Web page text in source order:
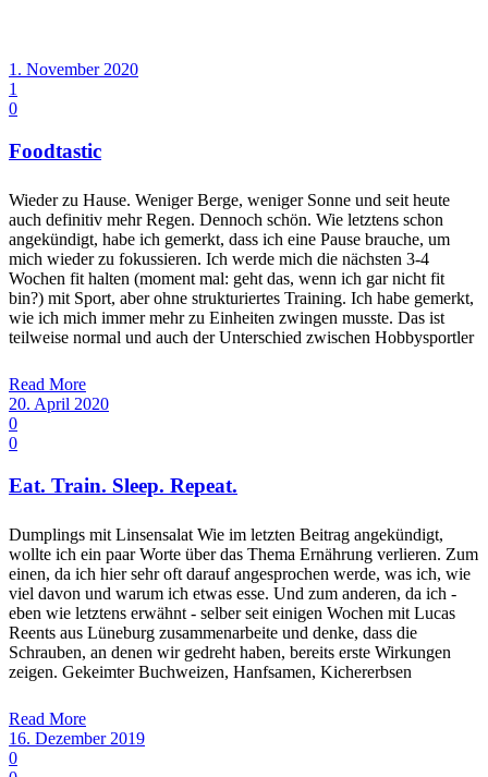
1. November 2020
1
0
Foodtastic
Wieder zu Hause. Weniger Berge, weniger Sonne und seit heute
auch definitiv mehr Regen. Dennoch schön. Wie letztens schon
angekündigt, habe ich gemerkt, dass ich eine Pause brauche, um
mich wieder zu fokussieren. Ich werde mich die nächsten 3-4
Wochen fit halten (moment mal: geht das, wenn ich gar nicht fit
bin?) mit Sport, aber ohne strukturiertes Training. Ich habe gemerkt,
wie ich mich immer mehr zu Einheiten zwingen musste. Das ist
teilweise normal und auch der Unterschied zwischen Hobbysportler
Read More
20. April 2020
0
0
Eat. Train. Sleep. Repeat.
Dumplings mit Linsensalat Wie im letzten Beitrag angekündigt,
wollte ich ein paar Worte über das Thema Ernährung verlieren. Zum
einen, da ich hier sehr oft darauf angesprochen werde, was ich, wie
viel davon und warum ich etwas esse. Und zum anderen, da ich -
eben wie letztens erwähnt - selber seit einigen Wochen mit Lucas
Reents aus Lüneburg zusammenarbeite und denke, dass die
Schrauben, an denen wir gedreht haben, bereits erste Wirkungen
zeigen. Gekeimter Buchweizen, Hanfsamen, Kichererbsen
Read More
16. Dezember 2019
0